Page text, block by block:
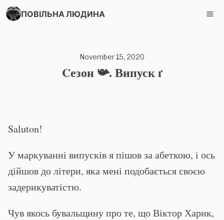
ПОВІЛЬНА ЛЮДИНА
November 15, 2020
Cезон 📯. Випуск ґ
Saluton!
У маркуванні випусків я пішов за абеткою, і ось
дійшов до літери, яка мені подобається своєю
задерикуватістю.
Чув якось бувальщину про те, що Віктор Харик,